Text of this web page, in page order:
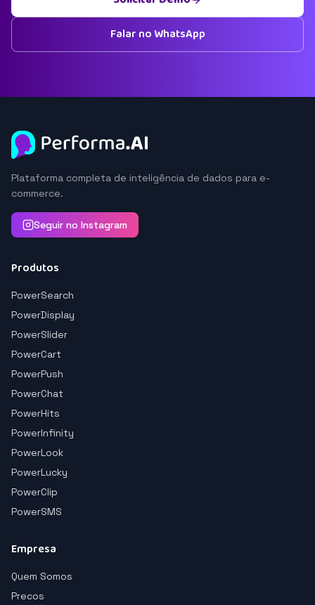
Falar no WhatsApp
Plataforma completa de inteligência de dados para e-
commerce.
Seguir no Instagram
Produtos
PowerSearch
PowerDisplay
PowerSlider
PowerCart
PowerPush
PowerChat
PowerHits
PowerInfinity
PowerLook
PowerLucky
PowerClip
PowerSMS
Empresa
Quem Somos
Precos